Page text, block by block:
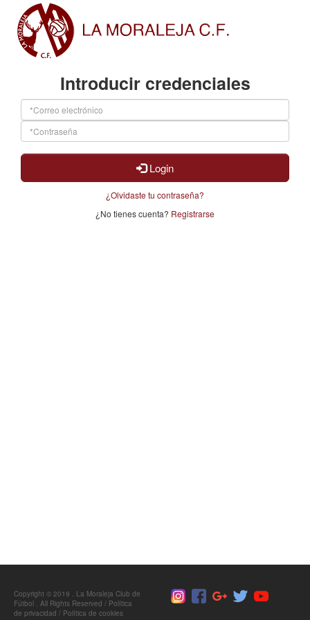
Introducir credenciales
Login
¿Olvidaste tu contraseña?
¿No tienes cuenta? Registrarse
Copyright © 2019 . La Moraleja Club de
Fútbol . All Rights Reserved / Política
de privacidad / Política de cookies